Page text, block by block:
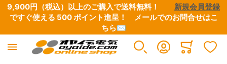
9,900円（税込）以上のご購入で送料無料！ 新規会員登録
ですぐ使える 500 ポイント進呈！ メールでのお問合せはこ
ちら✉